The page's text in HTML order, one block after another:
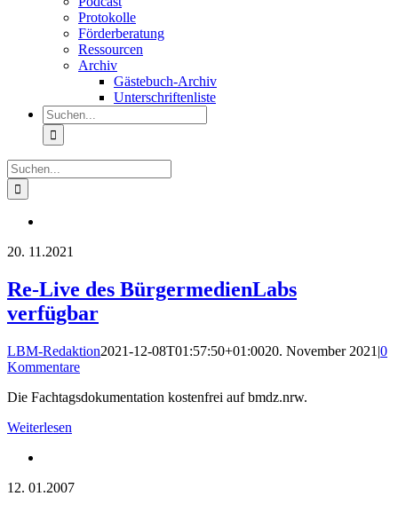
Protokolle
Förderberatung
Ressourcen
Archiv
Gästebuch-Archiv
Unterschriftenliste
Suche
nach:
Suche
nach:
20. 11.2021
Re-Live des BürgermedienLabs
verfügbar
LBM-Redaktion2021-12-08T01:57:50+01:0020. November 2021 |0
Kommentare
Die Fachtagsdokumentation kostenfrei auf bmdz.nrw.
Weiterlesen
12. 01.2007